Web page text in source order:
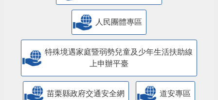
人民團體專區
特殊境遇家庭暨弱勢兒童及少年生活扶助線
上申辦平臺
苗栗縣政府交通安全網 道安專區